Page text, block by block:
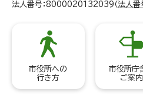
法人番号：8000020132039（ 法人番
市役所への
行き方
市役所庁
ご案内